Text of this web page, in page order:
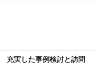
充実した事例検討と訪問